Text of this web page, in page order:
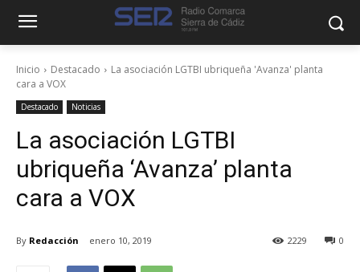
Inicio Destacado
La asociación LGTBI ubriqueña 'Avanza' planta
cara a VOX
Destacado Noticias
La asociación LGTBI
ubriqueña ‘Avanza’ planta
cara a VOX
By Redacción enero 10, 2019 0
2229